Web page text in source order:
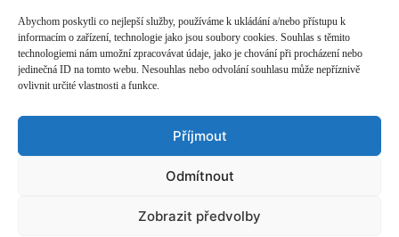
Abychom poskytli co nejlepší služby, používáme k ukládání a/nebo přístupu k
informacím o zařízení, technologie jako jsou soubory cookies. Souhlas s těmito
technologiemi nám umožní zpracovávat údaje, jako je chování při procházení nebo
jedinečná ID na tomto webu. Nesouhlas nebo odvolání souhlasu může nepříznivě
ovlivnit určité vlastnosti a funkce.
Příjmout
Odmítnout
Zobrazit předvolby
zodpovězení ale není snadná cesta. Ale
odpověď možná není tak důležitá.
ČASOPIS O JINÉ HUDBĚ | vydává Hudební informační středisko